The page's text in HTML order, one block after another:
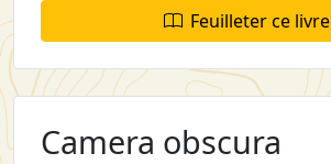
Feuilleter ce livre
Camera obscura